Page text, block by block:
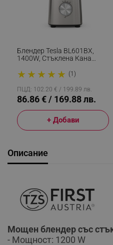
Блендер Tesla BL601BX,
1400W, Стъклена Кана
Почистване, Раздробяване
На Лед, Безцветен/Инокс
★ ★ ★ ★ ★ (1)
ПЦД: 102.20 € / 199.89 лв.
86.86 € / 169.88 лв.
+ Добави
Описание
Мощен блендер със
- Мощност: 1200 W